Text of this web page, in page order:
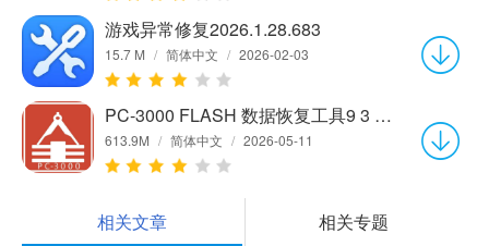
游戏异常修复2026.1.28.683
15.7 M / 简体中文 / 2026-02-03
PC-3000 FLASH 数据恢复工具9 3 15 官方中文版
613.9M / 简体中文 / 2026-05-11
相关文章 相关专题